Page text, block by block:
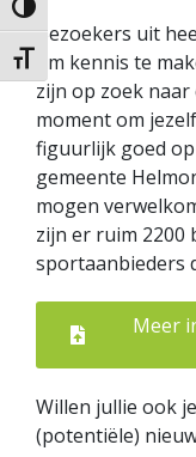
Keuze voor hoog
Kies grootte van het
Bezoekers uit
om kennis te
zijn op zoek
moment om
figuurlijk goed
gemeente
mogen
zijn er ruim 2200
sportaanbieders
Meer
Willen jullie ook
(potentiële)